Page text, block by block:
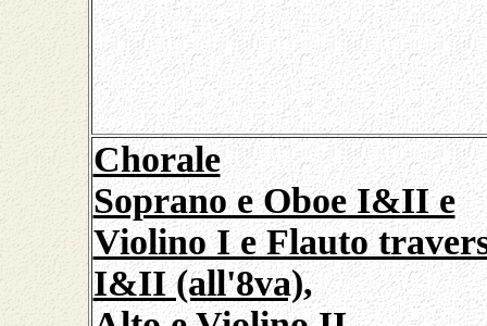
Chorale
Soprano e Oboe I&II e
Violino I e Flauto
I&II (all'8va),